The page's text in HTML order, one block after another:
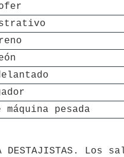
pesada
DESTAJISTAS.